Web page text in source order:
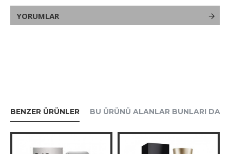
yansıtmak için tasarlanmıştır.
- Hindistan Cevizi
- Rom
- Havuç Tohumu
YORUMLAR
BENZER ÜRÜNLER BU ÜRÜNÜ ALANLAR BUNLARI DA